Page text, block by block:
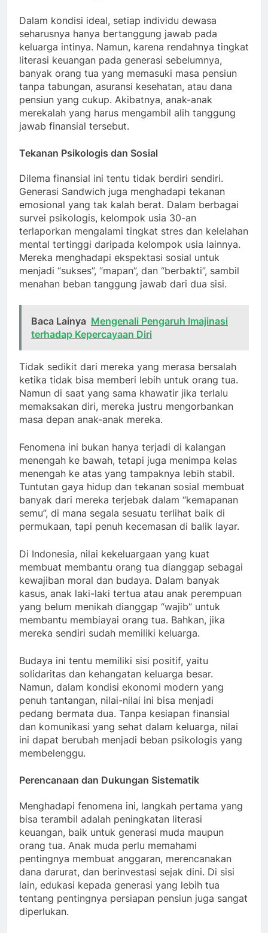
Dalam kondisi ideal, setiap individu dewasa
seharusnya hanya bertanggung jawab pada
keluarga intinya. Namun, karena rendahnya tingkat
literasi keuangan pada generasi sebelumnya,
banyak orang tua yang memasuki masa pensiun
tanpa tabungan, asuransi kesehatan, atau dana
pensiun yang cukup. Akibatnya, anak-anak
merekalah yang harus mengambil alih tanggung
jawab finansial tersebut.
Tekanan Psikologis dan Sosial
Dilema finansial ini tentu tidak berdiri sendiri.
Generasi Sandwich juga menghadapi tekanan
emosional yang tak kalah berat. Dalam berbagai
survei psikologis, kelompok usia 30-an
terlaporkan mengalami tingkat stres dan kelelahan
mental tertinggi daripada kelompok usia lainnya.
Mereka menghadapi ekspektasi sosial untuk
menjadi “sukses”, “mapan”, dan “berbakti”, sambil
menahan beban tanggung jawab dari dua sisi.
Baca Lainya Mengenali Pengaruh Imajinasi
terhadap Kepercayaan Diri
Tidak sedikit dari mereka yang merasa bersalah
ketika tidak bisa memberi lebih untuk orang tua.
Namun di saat yang sama khawatir jika terlalu
memaksakan diri, mereka justru mengorbankan
masa depan anak-anak mereka.
Fenomena ini bukan hanya terjadi di kalangan
menengah ke bawah, tetapi juga menimpa kelas
menengah ke atas yang tampaknya lebih stabil.
Tuntutan gaya hidup dan tekanan sosial membuat
banyak dari mereka terjebak dalam “kemapanan
semu”, di mana segala sesuatu terlihat baik di
permukaan, tapi penuh kecemasan di balik layar.
Di Indonesia, nilai kekeluargaan yang kuat
membuat membantu orang tua dianggap sebagai
kewajiban moral dan budaya. Dalam banyak
kasus, anak laki-laki tertua atau anak perempuan
yang belum menikah dianggap “wajib” untuk
membantu membiayai orang tua. Bahkan, jika
mereka sendiri sudah memiliki keluarga.
Budaya ini tentu memiliki sisi positif, yaitu
solidaritas dan kehangatan keluarga besar.
Namun, dalam kondisi ekonomi modern yang
penuh tantangan, nilai-nilai ini bisa menjadi
pedang bermata dua. Tanpa kesiapan finansial
dan komunikasi yang sehat dalam keluarga, nilai
ini dapat berubah menjadi beban psikologis yang
membelenggu.
Perencanaan dan Dukungan Sistematik
Menghadapi fenomena ini, langkah pertama yang
bisa terambil adalah peningkatan literasi
keuangan, baik untuk generasi muda maupun
orang tua. Anak muda perlu memahami
pentingnya membuat anggaran, merencanakan
dana darurat, dan berinvestasi sejak dini. Di sisi
lain, edukasi kepada generasi yang lebih tua
tentang pentingnya persiapan pensiun juga sangat
diperlukan.